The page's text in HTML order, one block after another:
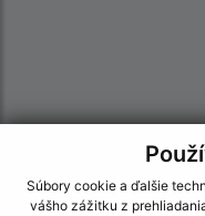
Súbory cookie a ďalšie
vášho zážitku z